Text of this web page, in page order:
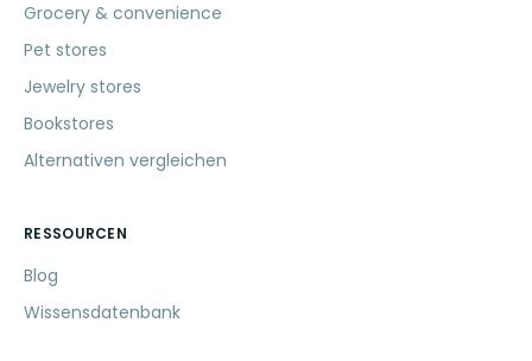
Grocery & convenience
Pet stores
Jewelry stores
Bookstores
Alternativen vergleichen
RESSOURCEN
Blog
Wissensdatenbank